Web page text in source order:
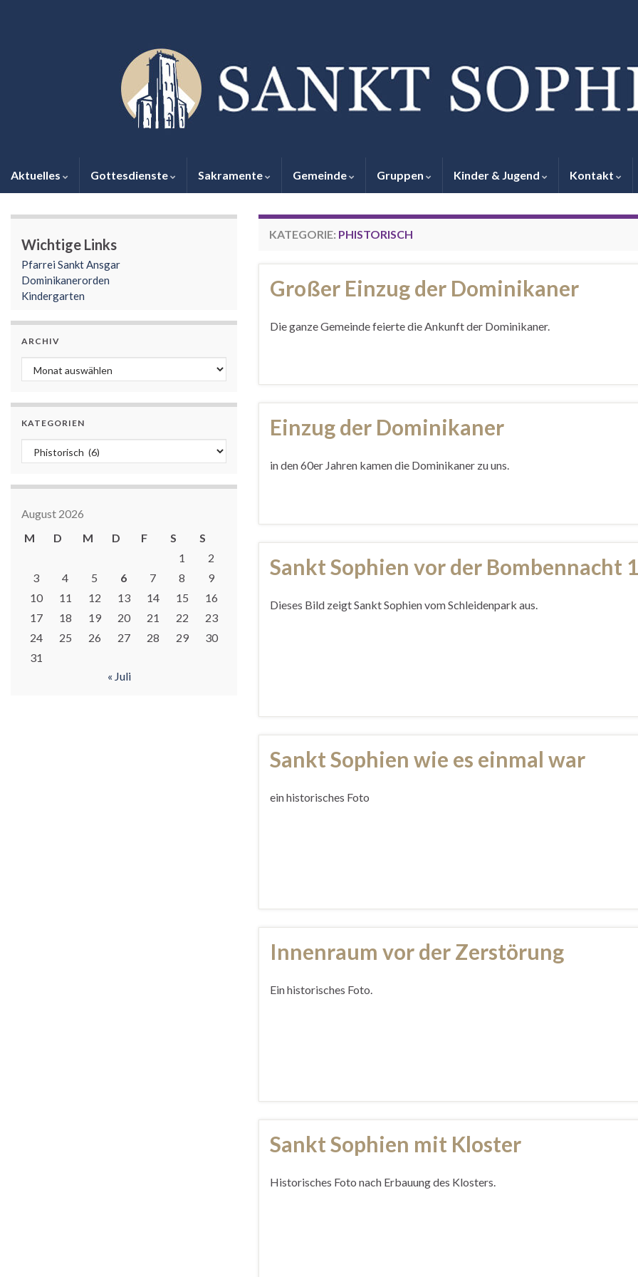
Aktuelles Gottesdienste Sakramente Gemeinde Gruppen Kinder & Jugend Kontakt
KATEGORIE: PHISTORISCH
Großer Einzug der Dominikaner
Die ganze Gemeinde feierte die Ankunft der Dominikaner.
Einzug der Dominikaner
in den 60er Jahren kamen die Dominikaner zu uns.
Sankt Sophien vor der Bombennacht
Dieses Bild zeigt Sankt Sophien vom Schleidenpark aus.
Sankt Sophien wie es einmal war
ein historisches Foto
Innenraum vor der Zerstörung
Ein historisches Foto.
Sankt Sophien mit Kloster
Historisches Foto nach Erbauung des Klosters.
Wichtige Links
Pfarrei Sankt Ansgar
Dominikanerorden
Kindergarten
ARCHIV
Archiv
KATEGORIEN
Kategorien
August 2026
M
D M D F S
S
1
2
3
4 5 6 7 8
9
10
11 12 13 14 15
16
17
18 19 20 21 22
23
24
25 26 27 28 29
30
31
« Juli